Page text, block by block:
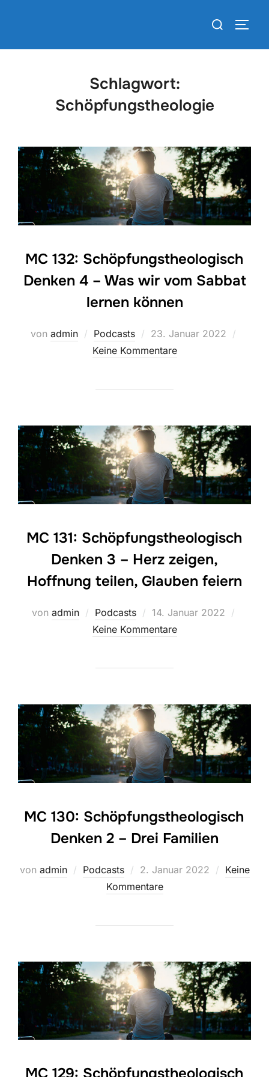
Suchen
Schlagwort:
Schöpfungstheologie
MC 132: Schöpfungstheologisch
Denken 4 – Was wir vom Sabbat
lernen können
von admin Podcasts
Veröffentlicht
am
23. Januar 2022
Keine Kommentare
MC 131: Schöpfungstheologisch
Denken 3 – Herz zeigen,
Hoffnung teilen, Glauben feiern
von admin Podcasts
Veröffentlicht
am
14. Januar 2022
Keine Kommentare
MC 130: Schöpfungstheologisch
Denken 2 – Drei Familien
von admin Podcasts
Veröffentlicht
am
2. Januar 2022
Keine
Kommentare